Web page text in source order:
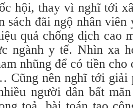
hội, thay vì nghĩ tới
sách đãi ngộ nhân
quả chống dịch cao
ngành y tế. Nhìn xa
nhũng để có tiền
Cũng nên nghĩ tới giải
người dân bất